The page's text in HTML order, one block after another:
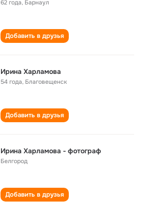
62 года, Барнаул
Добавить в друзья
Ирина Харламова
54 года, Благовещенск
Добавить в друзья
Ирина Харламова - фотограф
Белгород
Добавить в друзья